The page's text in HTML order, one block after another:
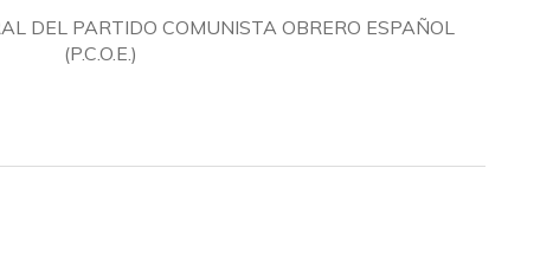
DEL PARTIDO COMUNISTA OBRERO ESPAÑOL
(P.C.O.E.)